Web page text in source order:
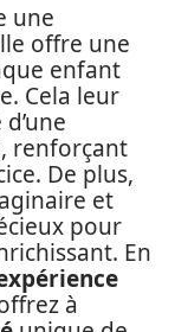
une
offre une
enfant
Cela leur
renforçant
De plus,
et
pour
En
à